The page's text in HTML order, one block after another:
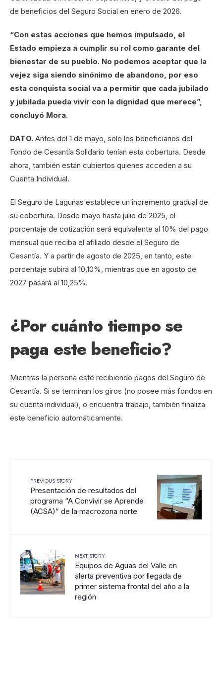
de beneficios del Seguro Social en enero de 2026.
“Con estas acciones que hemos impulsado, el
Estado empieza a cumplir su rol como garante del
bienestar de su pueblo. No podemos aceptar que la
vejez siga siendo sinónimo de abandono, por eso
esta conquista social va a permitir que cada jubilado
y jubilada pueda vivir con la dignidad que merece”,
concluyó Mora.
DATO. Antes del 1 de mayo, solo los beneficiarios del
Fondo de Cesantía Solidario tenían esta cobertura. Desde
ahora, también están cubiertos quienes acceden a su
Cuenta Individual.
El Seguro de Lagunas establece un incremento gradual de
su cobertura. Desde mayo hasta julio de 2025, el
porcentaje de cotización será equivalente al 10% del pago
mensual que reciba el afiliado desde el Seguro de
Cesantía. Y a partir de agosto de 2025, en tanto, este
porcentaje subirá al 10,10%, mientras que en agosto de
2027 pasará al 10,25%.
¿Por cuánto tiempo se
paga este beneficio?
Mientras la persona esté recibiendo pagos del Seguro de
Cesantía. Si se terminan los giros (no posee más fondos en
su cuenta individual), o encuentra trabajo, también finaliza
este beneficio automáticamente.
PREVIOUS STORY
Presentación de resultados del
programa “A Convivir se Aprende
(ACSA)” de la macrozona norte
NEXT STORY
Equipos de Aguas del Valle en
alerta preventiva por llegada de
primer sistema frontal del año a la
región